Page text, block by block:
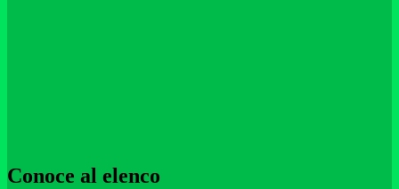
Conoce al elenco